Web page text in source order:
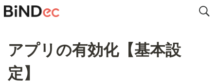
アプリの有効化【基本設
定】